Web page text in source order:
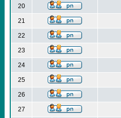
20
21
22
23
24
25
26
27